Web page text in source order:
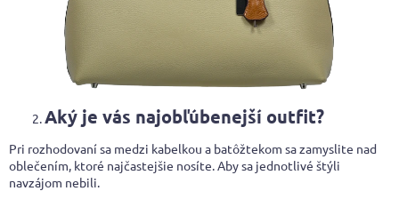
Aký je vás najobľúbenejší outfit?
Pri rozhodovaní sa medzi kabelkou a batôžtekom sa zamyslite nad
oblečením, ktoré najčastejšie nosíte. Aby sa jednotlivé štýli
navzájom nebili.